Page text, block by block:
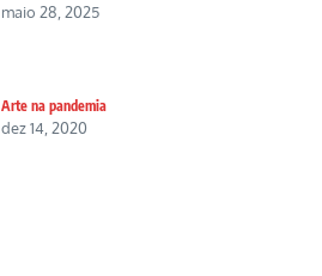
maio 28, 2025
Arte na pandemia
dez 14, 2020